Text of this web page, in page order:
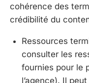
cohérence des
crédibilité du
Ressources
consulter les
fournies pour le
l’agence). Il